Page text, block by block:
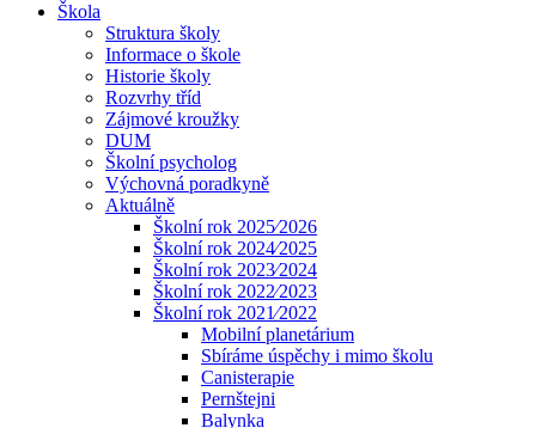
Škola
Struktura školy
Informace o škole
Historie školy
Rozvrhy tříd
Zájmové kroužky
DUM
Školní psycholog
Výchovná poradkyně
Aktuálně
Školní rok 2025⁄2026
Školní rok 2024⁄2025
Školní rok 2023⁄2024
Školní rok 2022⁄2023
Školní rok 2021⁄2022
Mobilní planetárium
Sbíráme úspěchy i mimo školu
Canisterapie
Pernštejni
Balynka